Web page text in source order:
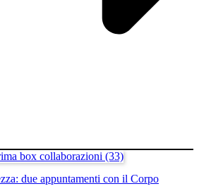
due appuntamenti con il Corpo